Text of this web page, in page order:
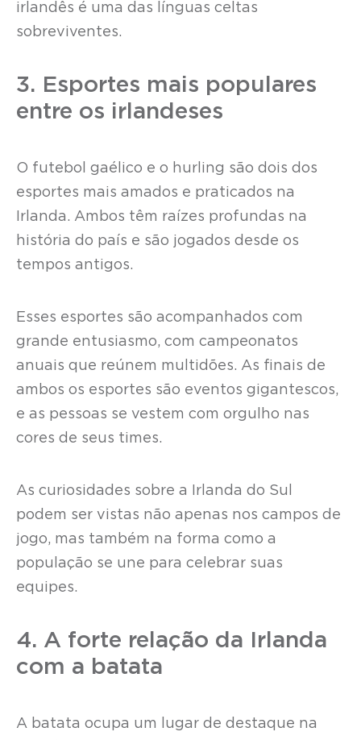
irlandês é uma das línguas celtas
sobreviventes.
3. Esportes mais populares
entre os irlandeses
O futebol gaélico e o hurling são dois dos
esportes mais amados e praticados na
Irlanda. Ambos têm raízes profundas na
história do país e são jogados desde os
tempos antigos.
Esses esportes são acompanhados com
grande entusiasmo, com campeonatos
anuais que reúnem multidões. As finais de
ambos os esportes são eventos gigantescos,
e as pessoas se vestem com orgulho nas
cores de seus times.
As curiosidades sobre a Irlanda do Sul
podem ser vistas não apenas nos campos de
jogo, mas também na forma como a
população se une para celebrar suas
equipes.
4. A forte relação da Irlanda
com a batata
A batata ocupa um lugar de destaque na